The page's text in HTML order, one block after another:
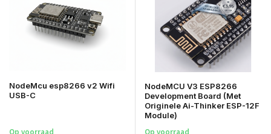
NodeMcu esp8266 v2 Wifi
USB-C
NodeMCU V3 ESP8266
Development Board (Met
Originele Ai-Thinker ESP-12F
Module)